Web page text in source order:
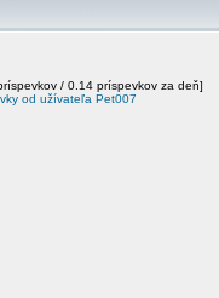
/ 0.14 príspevkov za deň]
od užívateľa Pet007